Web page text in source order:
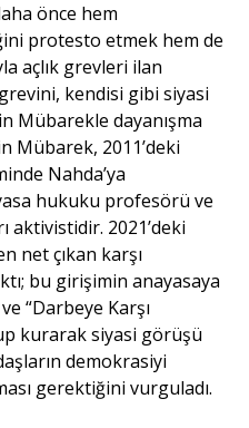
önce hem
protesto etmek hem de
açlık grevleri ilan
kendisi gibi siyasi
Mübarekle dayanışma
Mübarek, 2011’deki
Nahda’ya
hukuku profesörü ve
aktivistidir. 2021’deki
net çıkan karşı
bu girişimin anayasaya
“Darbeye Karşı
kurarak siyasi görüşü
demokrasiyi
gerektiğini vurguladı.